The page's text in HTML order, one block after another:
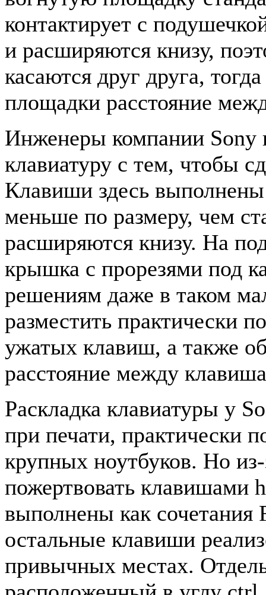
контактирует с
и расширяются книзу,
касаются друг друга,
площадки расстояние
Инженеры компании Sony
клавиатуру с тем, чтобы
Клавиши здесь
меньше по размеру, чем
расширяются книзу. На
крышка с прорезями под
решениям даже в таком
разместить практически
ужатых клавиш, а также
расстояние между
Раскладка клавиатуры у
при печати, практически
крупных ноутбуков. Но
пожертвовать клавишами
выполнены как
остальные клавиши
привычных местах.